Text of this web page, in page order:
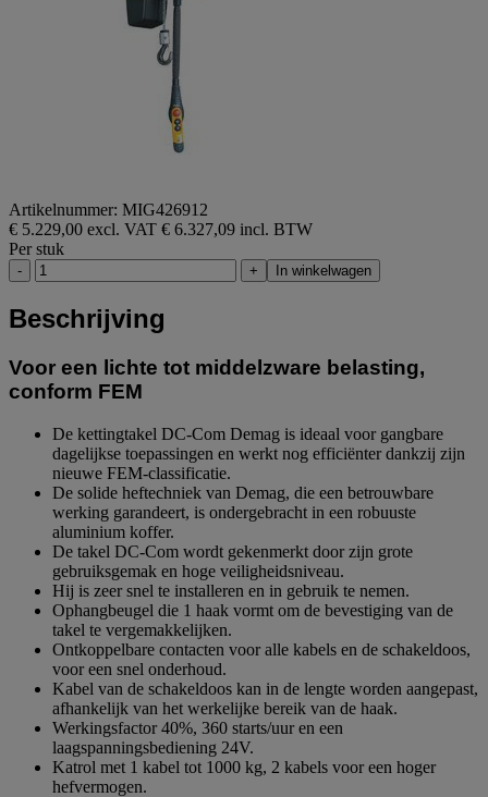
Artikelnummer: MIG426912
€ 5.229,00 excl. VAT € 6.327,09 incl. BTW
Per stuk
- + In winkelwagen
Beschrijving
Voor een lichte tot middelzware belasting,
conform FEM
De kettingtakel DC-Com Demag is ideaal voor gangbare
dagelijkse toepassingen en werkt nog efficiënter dankzij zijn
nieuwe FEM-classificatie.
De solide heftechniek van Demag, die een betrouwbare
werking garandeert, is ondergebracht in een robuuste
aluminium koffer.
De takel DC-Com wordt gekenmerkt door zijn grote
gebruiksgemak en hoge veiligheidsniveau.
Hij is zeer snel te installeren en in gebruik te nemen.
Ophangbeugel die 1 haak vormt om de bevestiging van de
takel te vergemakkelijken.
Ontkoppelbare contacten voor alle kabels en de schakeldoos,
voor een snel onderhoud.
Kabel van de schakeldoos kan in de lengte worden aangepast,
afhankelijk van het werkelijke bereik van de haak.
Werkingsfactor 40%, 360 starts/uur en een
laagspanningsbediening 24V.
Katrol met 1 kabel tot 1000 kg, 2 kabels voor een hoger
hefvermogen.